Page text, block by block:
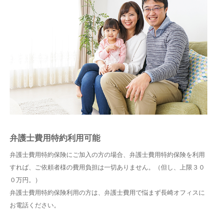
弁護士費用特約利用可能
弁護士費用特約保険にご加入の方の場合、弁護士費用特約保険を利用
すれば、ご依頼者様の費用負担は一切ありません。（但し、上限３０
０万円。）
弁護士費用特約保険利用の方は、弁護士費用で悩まず長崎オフィスに
お電話ください。